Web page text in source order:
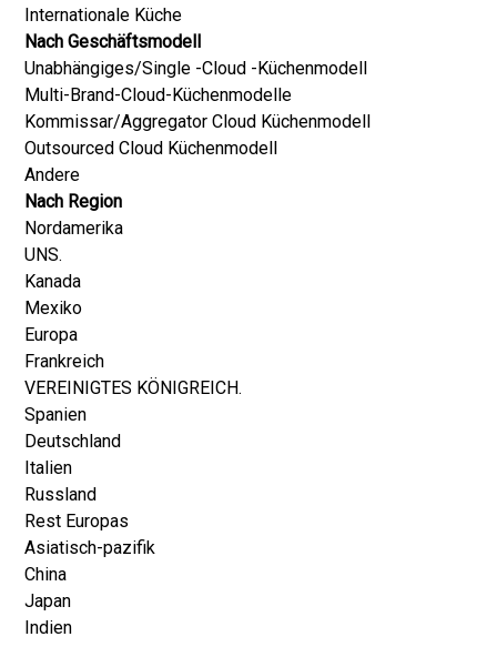
Internationale Küche
Nach Geschäftsmodell
Unabhängiges/Single -Cloud -Küchenmodell
Multi-Brand-Cloud-Küchenmodelle
Kommissar/Aggregator Cloud Küchenmodell
Outsourced Cloud Küchenmodell
Andere
Nach Region
Nordamerika
UNS.
Kanada
Mexiko
Europa
Frankreich
VEREINIGTES KÖNIGREICH.
Spanien
Deutschland
Italien
Russland
Rest Europas
Asiatisch-pazifik
China
Japan
Indien